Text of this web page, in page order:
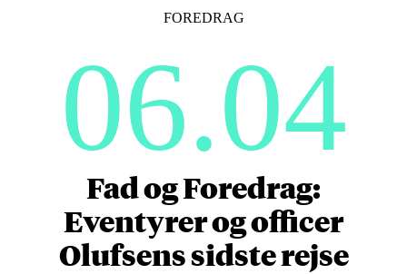
FOREDRAG
06.04
Fad og Foredrag:
Eventyrer og officer
Olufsens sidste rejse